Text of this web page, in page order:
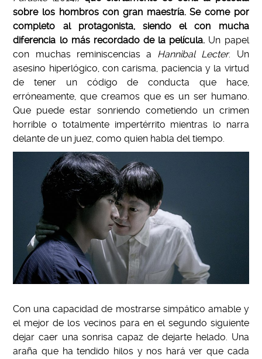
sobre los hombros con gran maestría. Se come por
completo al protagonista, siendo el con mucha
diferencia lo más recordado de la película. Un papel
con muchas reminiscencias a Hannibal Lecter. Un
asesino hiperlógico, con carisma, paciencia y la virtud
de tener un código de conducta que hace,
erróneamente, que creamos que es un ser humano.
Que puede estar sonriendo cometiendo un crimen
horrible o totalmente impertérrito mientras lo narra
delante de un juez, como quien habla del tiempo.
Con una capacidad de mostrarse simpático amable y
el mejor de los vecinos para en el segundo siguiente
dejar caer una sonrisa capaz de dejarte helado. Una
araña que ha tendido hilos y nos hará ver que cada